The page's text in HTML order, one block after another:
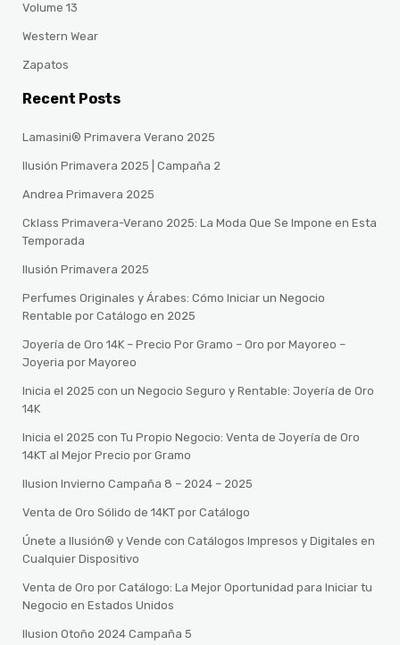
Volume 13
Western Wear
Zapatos
Recent Posts
Lamasini® Primavera Verano 2025
Ilusión Primavera 2025 | Campaña 2
Andrea Primavera 2025
Cklass Primavera-Verano 2025: La Moda Que Se Impone en Esta
Temporada
Ilusión Primavera 2025
Perfumes Originales y Árabes: Cómo Iniciar un Negocio
Rentable por Catálogo en 2025
Joyería de Oro 14K – Precio Por Gramo – Oro por Mayoreo –
Joyeria por Mayoreo
Inicia el 2025 con un Negocio Seguro y Rentable: Joyería de Oro
14K
Inicia el 2025 con Tu Propio Negocio: Venta de Joyería de Oro
14KT al Mejor Precio por Gramo
Ilusion Invierno Campaña 8 – 2024 – 2025
Venta de Oro Sólido de 14KT por Catálogo
Únete a Ilusión® y Vende con Catálogos Impresos y Digitales en
Cualquier Dispositivo
Venta de Oro por Catálogo: La Mejor Oportunidad para Iniciar tu
Negocio en Estados Unidos
Ilusion Otoño 2024 Campaña 5